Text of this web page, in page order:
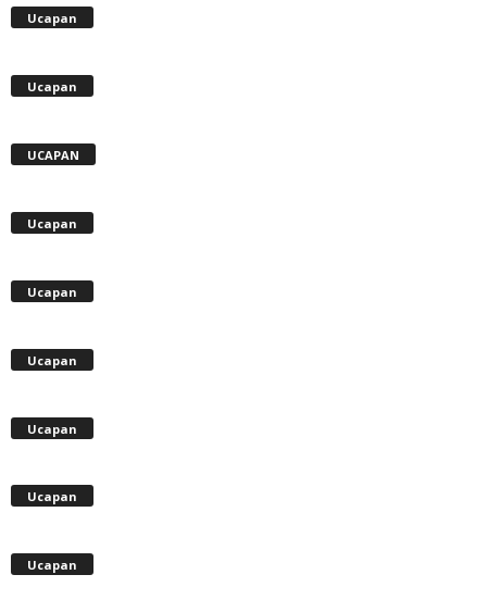
Ucapan
Ucapan
UCAPAN
Ucapan
Ucapan
Ucapan
Ucapan
Ucapan
Ucapan